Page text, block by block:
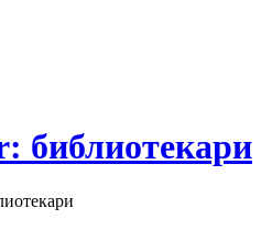
библиотекари